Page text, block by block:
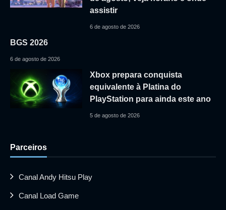
assistir
6 de agosto de 2026
BGS 2026
6 de agosto de 2026
Xbox prepara conquista
equivalente à Platina do
PlayStation para ainda este ano
5 de agosto de 2026
Parceiros
Canal Andy Hitsu Play
Canal Load Game